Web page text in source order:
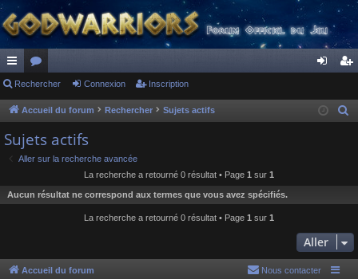
ac
co
ur
ci
or
u
s
ne cri
Rechercher Connexion Inscription
Accueil du forum Rechercher Sujets actifs
h
e
Sujets actifs
Aller sur la recherche avancée
La recherche a retourné 0 résultat • Page 1 sur 1
Aucun résultat ne correspond aux termes que vous avez spécifiés.
La recherche a retourné 0 résultat • Page 1 sur 1
Aller
Accueil du forum Nous contacter